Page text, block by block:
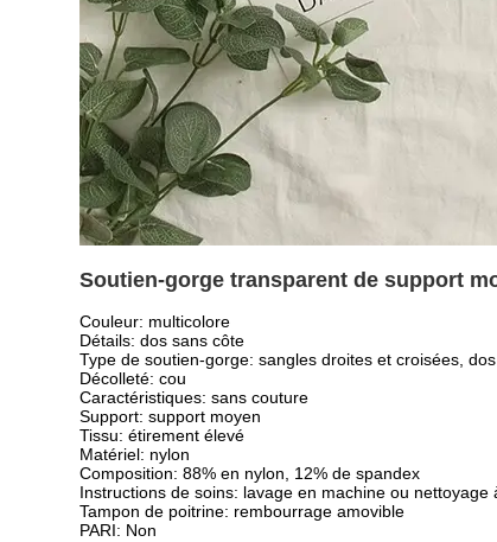
Soutien-gorge transparent de support
Couleur: multicolore
Détails: dos sans côte
Type de soutien-gorge: sangles droites et croisées,
Décolleté: cou
Caractéristiques: sans couture
Support: support moyen
Tissu: étirement élevé
Matériel: nylon
Composition: 88% en nylon, 12% de spandex
Instructions de soins: lavage en machine ou nettoyage
Tampon de poitrine: rembourrage amovible
PARI: Non